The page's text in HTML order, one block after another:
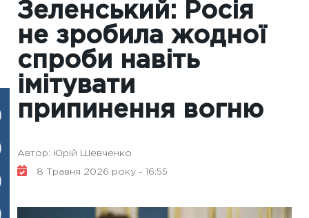
Зеленський: Росія
не зробила жодної
спроби навіть
імітувати
припинення вогню
Автор: Юрій Шевченко
8 Травня 2026 року - 16:55